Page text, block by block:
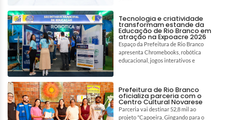
Tecnologia e criatividade
transformam estande da
Educação de Rio Branco em
atração na Expoacre 2026
Espaço da Prefeitura de Rio Branco
apresenta Chromebooks, robótica
educacional, jogos interativos e
Prefeitura de Rio Branco
oficializa parceria com o
Centro Cultural Novarese
Parceria vai destinar 52,8 mil ao
projeto "Capoeira, Gingando para o